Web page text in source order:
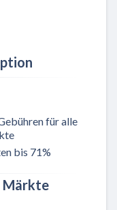
für alle
bis 71%
Märkte